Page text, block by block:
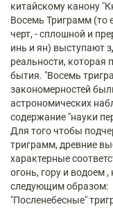
китайскому канону
Восемь Триграмм (то
черт, - сплошной и
инь и ян) выступают
реальности, которая
бытия. "Восемь
закономерностей
астрономических
содержание "науки
Для того чтобы
триграмм, древние
характерные
огонь, гору и водоем
следующим образом:
"Посленебесные"